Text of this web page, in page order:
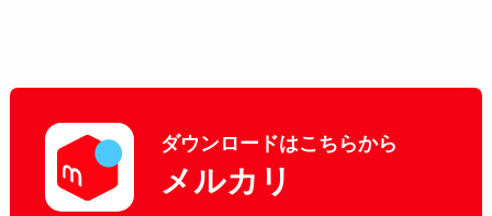
ダウンロードはこちらから
メルカリ